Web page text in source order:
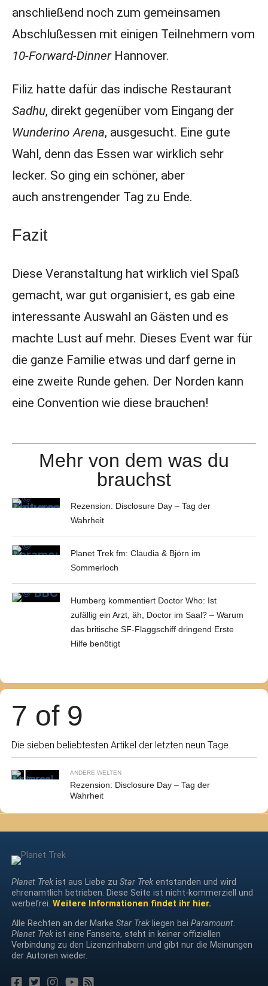
anschließend noch zum gemeinsamen
Abschlußessen mit einigen Teilnehmern vom
10-Forward-DinnerHannover.
Filiz hatte dafür das indische Restaurant
Sadhu, direkt gegenüber vom Eingang der
Wunderino Arena, ausgesucht. Eine gute
Wahl, denn das Essen war wirklich sehr
lecker. So ging ein schöner, aber
auch anstrengender Tag zu Ende.
Fazit
Diese Veranstaltung hat wirklich viel Spaß
gemacht, war gut organisiert, es gab eine
interessante Auswahl an Gästen und es
machte Lust auf mehr. Dieses Event war für
die ganze Familie etwas und darf gerne in
eine zweite Runde gehen. Der Norden kann
eine Convention wie diese brauchen!
Mehr von dem was du
brauchst
Rezension: Disclosure Day – Tag der
Wahrheit
Planet Trek fm: Claudia & Björn im
Sommerloch
Humberg kommentiert Doctor Who: Ist
zufällig ein Arzt, äh, Doctor im Saal? – Warum
das britische SF-Flaggschiff dringend Erste
Hilfe benötigt
7 of 9
Die sieben beliebtesten Artikel der letzten neun Tage.
ANDERE WELTEN
Rezension: Disclosure Day – Tag der
Wahrheit
Planet Trekist aus Liebe zu Star Trekentstanden und wird
ehrenamtlich betrieben. Diese Seite ist nicht-kommerziell und
werbefrei. Weitere Informationen findet ihr hier.
Alle Rechten an der Marke Star Trekliegen bei Paramount.
Planet Trekist eine Fanseite, steht in keiner offiziellen
Verbindung zu den Lizenzinhabern und gibt nur die Meinungen
der Autoren wieder.